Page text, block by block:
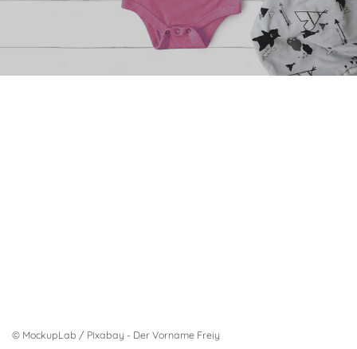
© MockupLab / Pixabay - Der Vorname Freiy